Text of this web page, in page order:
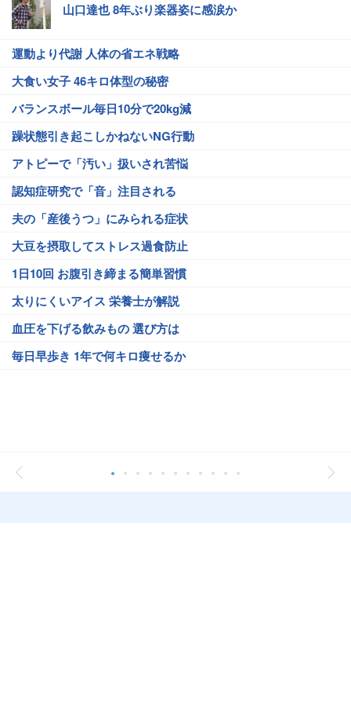
山口達也 8年ぶり楽器姿に感涙か
運動より代謝 人体の省エネ戦略
大食い女子 46キロ体型の秘密
バランスボール毎日10分で20kg減
躁状態引き起こしかねないNG行動
アトピーで「汚い」扱いされ苦悩
認知症研究で「音」注目される
夫の「産後うつ」にみられる症状
大豆を摂取してストレス過食防止
1日10回 お腹引き締まる簡単習慣
太りにくいアイス 栄養士が解説
血圧を下げる飲みもの 選び方は
毎日早歩き 1年で何キロ痩せるか